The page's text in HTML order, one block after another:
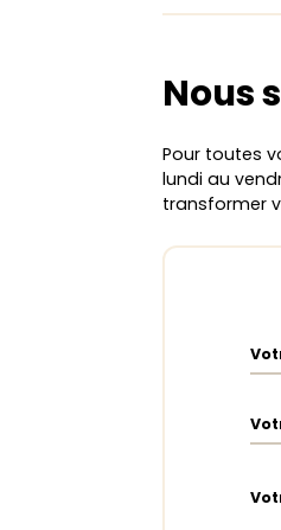
Nous
Pour toutes
lundi au
transformer